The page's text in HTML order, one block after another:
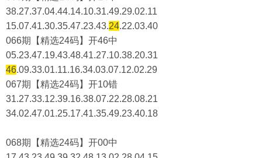
38.27.37.04.44.14.10.31.49.29.02.11
15.07.41.30.35.47.23.43.24.22.03.40
066期【精选24码】开46中
05.23.47.19.43.48.41.27.10.38.20.31
46.09.33.01.11.16.34.03.07.12.02.29
067期【精选24码】开10错
31.27.33.12.39.16.38.07.22.28.08.21
34.02.47.01.25.17.41.35.49.23.40.18
068期【精选24码】开00中